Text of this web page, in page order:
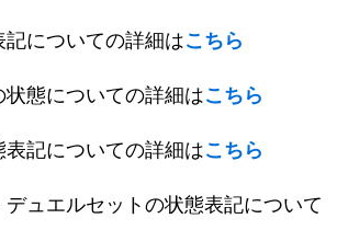
についての詳細はこちら
態についての詳細はこちら
記についての詳細はこちら
ュエルセットの状態表記について